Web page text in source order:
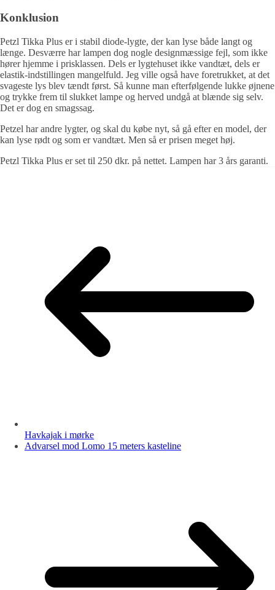
Konklusion
Petzl Tikka Plus er i stabil diode-lygte, der kan lyse både langt og
længe. Desværre har lampen dog nogle designmæssige fejl, som ikke
hører hjemme i prisklassen. Dels er lygtehuset ikke vandtæt, dels er
elastik-indstillingen mangelfuld. Jeg ville også have foretrukket, at det
svageste lys blev tændt først. Så kunne man efterfølgende lukke øjnene
og trykke frem til slukket lampe og herved undgå at blænde sig selv.
Det er dog en smagssag.
Petzel har andre lygter, og skal du købe nyt, så gå efter en model, der
kan lyse rødt og som er vandtæt. Men så er prisen meget høj.
Petzl Tikka Plus er set til 250 dkr. på nettet. Lampen har 3 års garanti.
Havkajak i mørke
Advarsel mod Lomo 15 meters kasteline